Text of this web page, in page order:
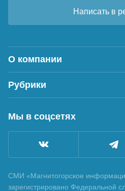
Написать в
О компании
Рубрики
Мы в соцсетях
СМИ «Магнитогорское
зарегистрировано Федеральной